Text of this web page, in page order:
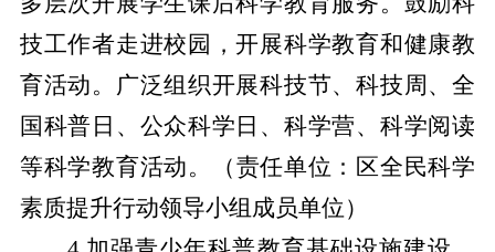
技工作者走进校园，开展科学教育和健康教
育活动。广泛组织开展科技节、科技周、全
国科普日、公众科学日、科学营、科学阅读
等科学教育活动。
（责任单位：区全民科学
素质提升行动领导小组成员单位）